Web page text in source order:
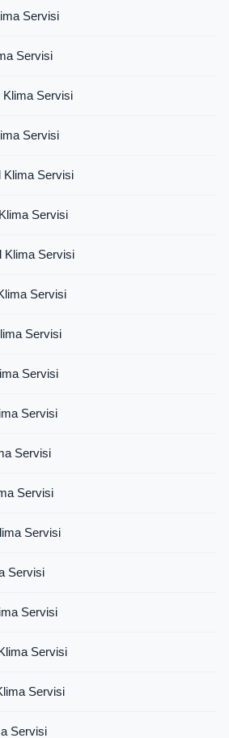
Servisi
Servisi
Klima Servisi
Servisi
Klima Servisi
Servisi
Klima Servisi
Servisi
Servisi
Servisi
Servisi
Servisi
Servisi
Servisi
Servisi
Servisi
Servisi
Servisi
Servisi